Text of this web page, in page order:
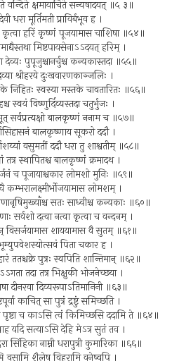
वन्दिते क्षमायाचिते सन्यषादयत् ॥५ ३॥
धरा मूर्तिमती प्राविर्बभूव ह ।
हरिं कृष्णं पूजयामास चाशिषा ॥५४॥
मिष्टपायसेनाऽऽदयत् हरिम् ।
देव्यः पुपूजुश्चानर्चुश्च कन्यकास्तदा ॥५५॥
श्रीहरये दुःखवारणकाञ्जलिः ।
निहितः स्वस्या मस्तके चावतारितः ॥५६॥
स्वयं विष्णुर्दिव्यस्तदा चतुर्भुजः ।
सर्वप्रत्यक्षो बालकृष्णं ननाम च ॥५७॥
बालकृष्णाय सूकरो ददौ ।
वसुमतीं ददौ धरा तु शाश्वतीम् ॥५८॥
तत्र स्थापितश्च बालकृष्णं क्रमादथ ।
च पूजायाश्चकार लोमशो मुनिः ॥५९॥
कम्भरालक्ष्मीर्भोजयामास लोमशम् ।
सतः साध्वीश्च कन्यकाः ॥६०॥
सर्वशो दत्वा नत्वा कृत्वा च वन्दनम् ।
विसर्जयामास शाययामास वै सुतम् ॥६१॥
पिता चकार ह ।
ततश्चक्रे पुत्रः स्वपिति शान्तिमान् ॥६२॥
तदा तत्र भिक्षुकी भोजनेच्छया ।
दीनरवा दिव्यरूपाऽतिमानिनी ॥६३॥
काचित् सा पुत्रं द्रष्टुं समिच्छति ।
पृष्टा च काऽसि त्वं किमिच्छसि ददामि ते ॥६४॥
यदि सत्याऽसि देहि मेऽत्र सुतं तव ।
सिंहिका नाम्नी धरापुत्री कुमारिका ॥६६॥
वसामि शैलेषु विहरामि वनेष्वपि ।